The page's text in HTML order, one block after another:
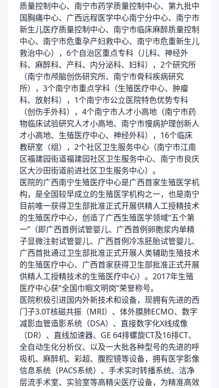
质量控制中心、南宁市药学质量控制中心、第九批中
国胸痛中心、广西远程医学中心南宁分中心、南宁市
新生儿医疗质量控制中心、南宁市临床麻醉质量控制
中心、南宁市危重孕产妇救中心、南宁市危重新生儿
救治中心），6个自治区重点专科（儿科、神经外
科、麻醉科、产科、内分泌科、妇科），2个研究所
（南宁市颅脑创伤研究所、南宁市骨科疾病研究
所），3个南宁市重点学科（生殖医疗中心、肿瘤
科、放射科），1个南宁市公立医院特色优势专科
（创伤手外科），4个南宁市人才小高地（南宁市药
物临床试验研究人才小高地、南宁市慢病护理创新人
才小高地、生殖医疗中心、神经外科），16个临床
教研室（组），2个社区卫生服务中心（南宁市江南
区福建园街道福建园社区卫生服务中心、南宁市良庆
区大沙田街道前进社区卫生服务中心）。
医院的广西南宁生殖医疗中心是广西首家生殖医学机
构，是全国较早成立的生殖医学机构之一，也是南宁
目前唯一获得卫生部批准正式开展供精人工授精技术
的生殖医疗中心，创造了广西生殖医学领域“五个第
一”（即广西首例试管婴儿、广西首例卵胞浆内单精
子显微注射试管婴儿、广西首例冷冻胚胎试管婴儿、
广西首批通过卫生部批准正式开展人类辅助生殖技术
的生殖医疗中心、广西首家获得卫生部批准正式开展
供精人工授精技术的生殖医疗中心）。2017年生殖
医疗中心获“全国巾帼文明岗”荣誉称号。
医院积极引进国内外新技术和设备，现拥有先进的西
门子3.0T核磁共振（MRI）、体外膜肺ECMO、数字
减影血管造影系统（DSA）、直接数字化X线成像
（DR）、直线加速器、GE 64排螺旋CT及16排CT、
全自动生化分析仪、以及一大批各种型号的先进的呼
吸机、麻醉机、彩超、腹腔镜等设备，拥有医学影像
信息系统（PACS系统）、手术实时转播系统、洁净
层流手术室、实验室等高精尖医疗设备，为精准高效